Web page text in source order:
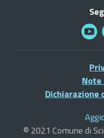
Dichiarazione
© 2021 Comune di